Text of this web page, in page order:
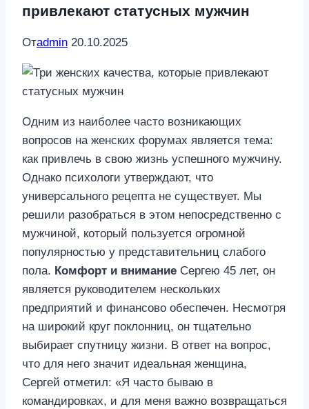
привлекают статусных мужчин
Отadmin 20.10.2025
Одним из наиболее часто возникающих
вопросов на женских форумах является тема:
как привлечь в свою жизнь успешного мужчину.
Однако психологи утверждают, что
универсального рецепта не существует. Мы
решили разобраться в этом непосредственно с
мужчиной, который пользуется огромной
популярностью у представительниц слабого
пола. Комфорт и внимание Сергею 45 лет, он
является руководителем нескольких
предприятий и финансово обеспечен. Несмотря
на широкий круг поклонниц, он тщательно
выбирает спутницу жизни. В ответ на вопрос,
что для него значит идеальная женщина,
Сергей отметил: «Я часто бываю в
командировках, и для меня важно возвращаться